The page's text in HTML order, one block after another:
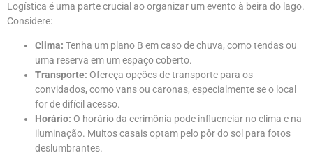
Logística é uma parte crucial ao organizar um evento à beira do lago.
Considere:
Clima: Tenha um plano B em caso de chuva, como tendas ou
uma reserva em um espaço coberto.
Transporte: Ofereça opções de transporte para os
convidados, como vans ou caronas, especialmente se o local
for de difícil acesso.
Horário: O horário da cerimônia pode influenciar no clima e na
iluminação. Muitos casais optam pelo pôr do sol para fotos
deslumbrantes.